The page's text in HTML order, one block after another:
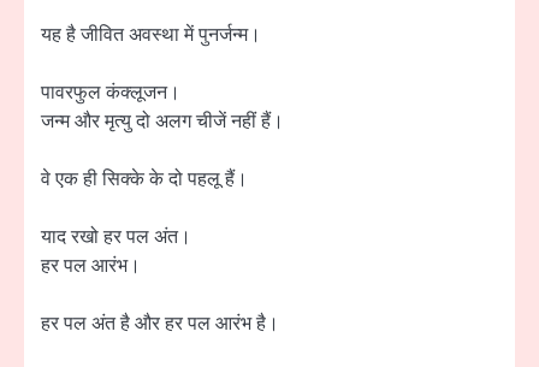
यह है जीवित अवस्था में पुनर्जन्म।
पावरफुल कंक्लूजन।
जन्म और मृत्यु दो अलग चीजें नहीं हैं।
वे एक ही सिक्के के दो पहलू हैं।
याद रखो हर पल अंत।
हर पल आरंभ।
हर पल अंत है और हर पल आरंभ है।